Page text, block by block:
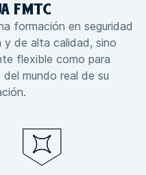
FMTC
formación en seguridad
de alta calidad, sino
flexible como para
mundo real de su